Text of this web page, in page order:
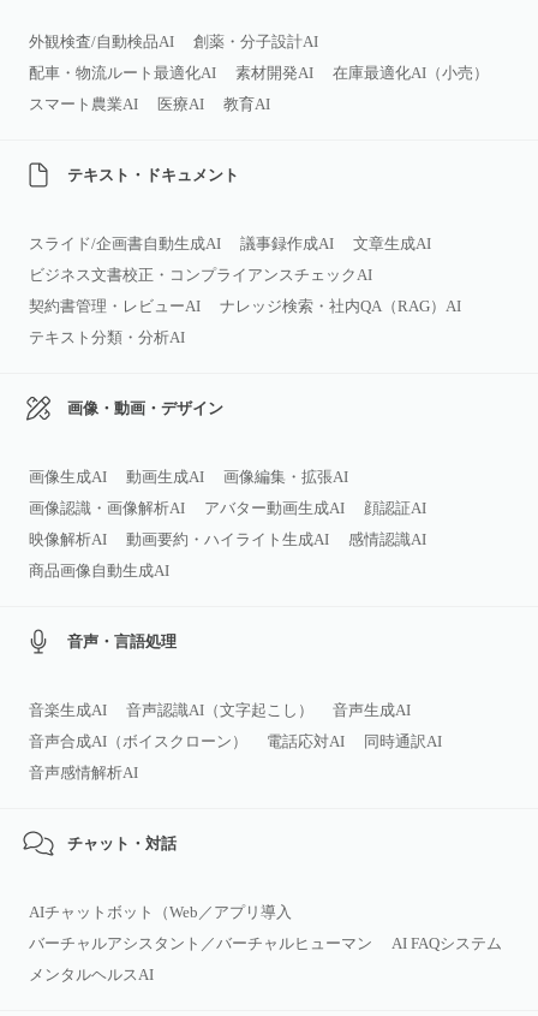
外観検査/自動検品AI
創薬・分子設計AI
配車・物流ルート最適化AI
素材開発AI
在庫最適化AI（小売）
スマート農業AI
医療AI 教育AI
テキスト・ドキュメント
スライド/企画書自動生成AI 議事録作成AI
文章生成AI
ビジネス文書校正・コンプライアンスチェックAI
契約書管理・レビューAI
ナレッジ検索・社内QA（RAG）AI
テキスト分類・分析AI
画像・動画・デザイン
画像生成AI 動画生成AI
画像編集・拡張AI
画像認識・画像解析AI
アバター動画生成AI
顔認証AI
映像解析AI
動画要約・ハイライト生成AI
感情認識AI
商品画像自動生成AI
音声・言語処理
音楽生成AI 音声認識AI（文字起こし）
音声生成AI
音声合成AI（ボイスクローン）
電話応対AI
同時通訳AI
音声感情解析AI
チャット・対話
AIチャットボット（Web／アプリ導入
バーチャルアシスタント／バーチャルヒューマン
AI FAQシステム
メンタルヘルスAI